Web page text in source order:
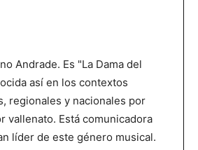
Andrade. Es "La Dama del
así en los contextos
regionales y nacionales por
vallenato. Está comunicadora
líder de este género musical.